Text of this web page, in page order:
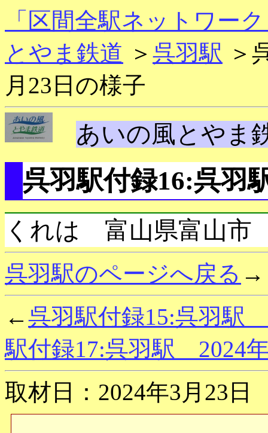
「区間全駅ネットワー
とやま鉄道 ＞ 呉羽駅 ＞
月23日の様子
あいの風とやま
呉羽駅付録16:呉羽
くれは 富山県富山市
呉羽駅のページへ戻る →
←呉羽駅付録15:呉羽駅
駅付録17:呉羽駅 2024
取材日：2024年3月23日